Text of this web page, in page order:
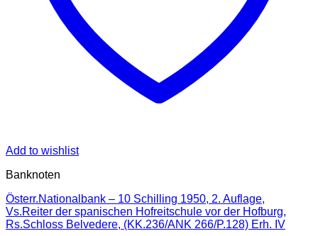
Add to wishlist
Banknoten
Österr.Nationalbank – 10 Schilling 1950, 2. Auflage,
Vs.Reiter der spanischen Hofreitschule vor der Hofburg,
Rs.Schloss Belvedere, (KK.236/ANK 266/P.128) Erh. IV